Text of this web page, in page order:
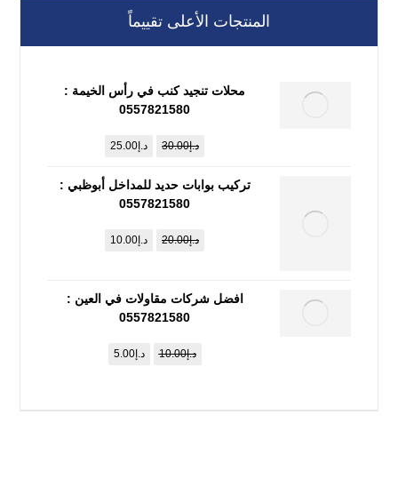
المنتجات الأعلى تقييماً
محلات تنجيد كنب في رأس الخيمة :
0557821580
د.إ30.00 د.إ25.00
تركيب بوابات حديد للمداخل أبوظبي :
0557821580
د.إ20.00 د.إ10.00
افضل شركات مقاولات في العين :
0557821580
د.إ10.00 د.إ5.00